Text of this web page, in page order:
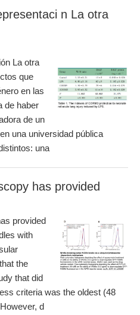
n La otra
La otra
que
en las
de haber
de un
una universidad pública
una
has provided
provided
with
the
that did
criteria was the oldest (48
d